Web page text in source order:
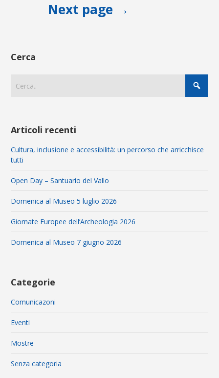
Next page →
Cerca
Articoli recenti
Cultura, inclusione e accessibilità: un percorso che arricchisce
tutti
Open Day – Santuario del Vallo
Domenica al Museo 5 luglio 2026
Giornate Europee dell’Archeologia 2026
Domenica al Museo 7 giugno 2026
Categorie
Comunicazoni
Eventi
Mostre
Senza categoria